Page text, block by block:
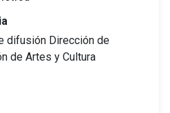
difusión Dirección de
de Artes y Cultura